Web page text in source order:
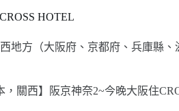
HOTEL
地方（大阪府、京都府、兵庫縣、